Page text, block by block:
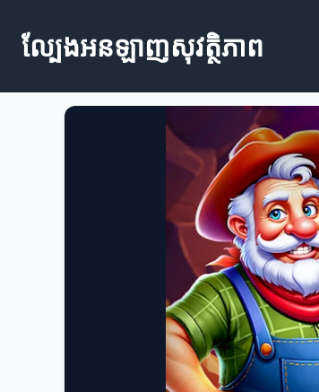
ល្បែងអនឡាញសុវត្ថិភាព